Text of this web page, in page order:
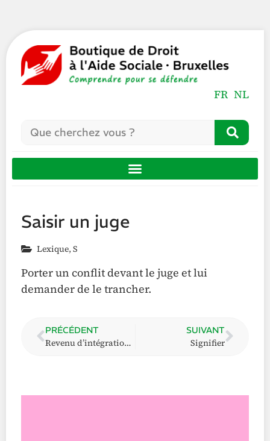
FR NL
Saisir un juge
Lexique, S
Porter un conflit devant le juge et lui
demander de le trancher.
PRÉCÉDENT
Revenu d’intégration sociale
SUIVANT
Signifier